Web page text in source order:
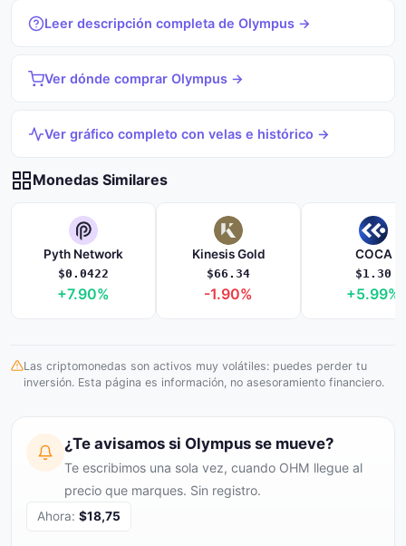
Leer descripción completa de Olympus →
Ver dónde comprar Olympus →
Ver gráfico completo con velas e histórico →
Monedas Similares
Pyth Network
$0.0422
+7.90%
Kinesis Gold
$66.34
-1.90%
COCA
$1.30
+5.99%
Las criptomonedas son activos muy volátiles: puedes perder tu
inversión. Esta página es información, no asesoramiento financiero.
¿Te avisamos si Olympus se mueve?
Te escribimos una sola vez, cuando OHM llegue al
precio que marques. Sin registro.
Ahora: $18,75